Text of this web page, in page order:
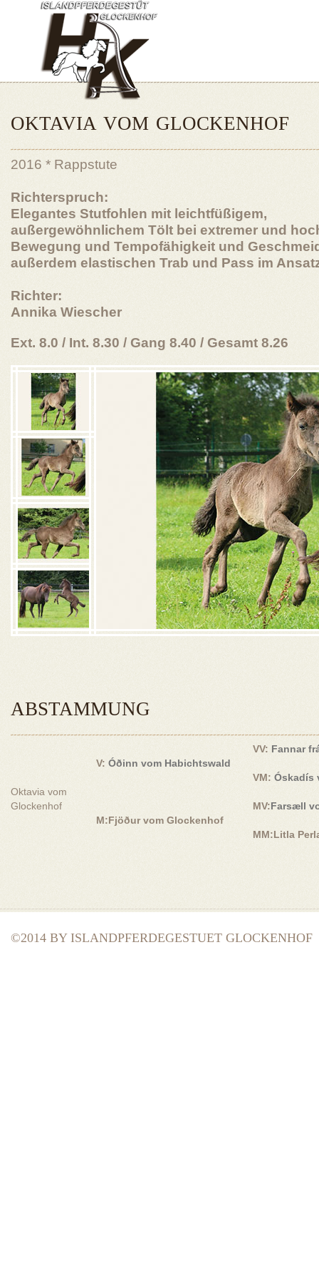
OKTAVIA VOM GLOCKENHOF
2016 * Rappstute
Richterspruch:
Elegantes Stutfohlen mit leichtfüßigem,
außergewöhnlichem Tölt bei extremer und
Bewegung und Tempofähigkeit und
außerdem elastischen Trab und Pass im
Richter:
Annika Wiescher
Ext. 8.0 / Int. 8.30 / Gang 8.40 / Gesamt 8.26
ABSTAMMUNG
Oktavia vom
Glockenhof
V: Óðinn vom Habichtswald
VV: Fannar
VM: Óskadís
M:Fjöður vom Glockenhof
MV:Farsæll
MM:Litla
©2014 BY ISLANDPFERDEGESTUET